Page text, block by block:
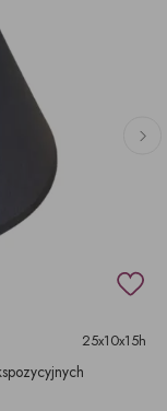
25x10x15h